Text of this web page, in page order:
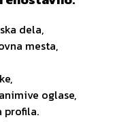
dela,
mesta,
oglase,
profila.